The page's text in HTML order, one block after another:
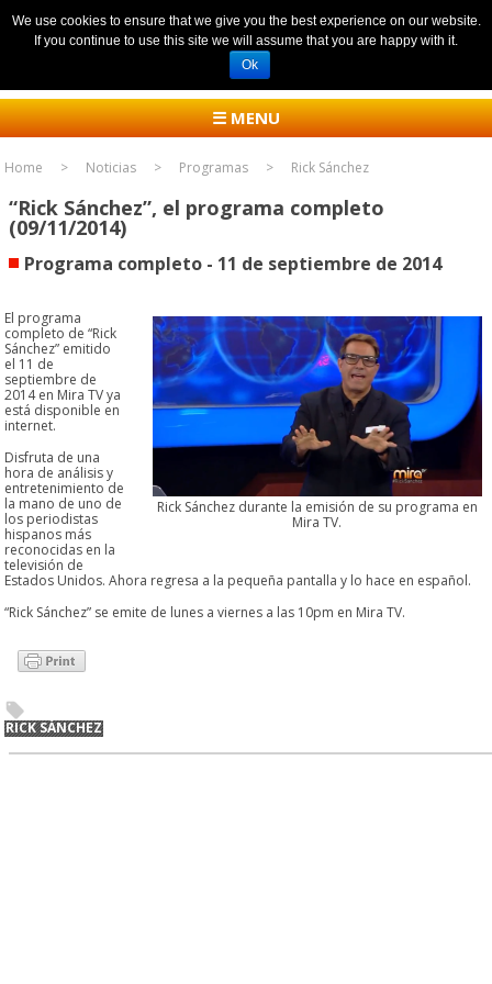
☰ MENU
Home Noticias Programas Rick Sánchez
“Rick Sánchez”, el programa completo
(09/11/2014)
Programa completo - 11 de septiembre de 2014
Rick Sánchez durante la emisión de su programa en
Mira TV.
El programa
completo de “Rick
Sánchez” emitido
el 11 de
septiembre de
2014 en Mira TV ya
está disponible en
internet.
Disfruta de una
hora de análisis y
entretenimiento de
la mano de uno de
los periodistas
hispanos más
reconocidas en la
televisión de
Estados Unidos. Ahora regresa a la pequeña pantalla y lo hace en español.
“Rick Sánchez” se emite de lunes a viernes a las 10pm en Mira TV.
RICK SÁNCHEZ
We use cookies to ensure that we give you the best experience on our website.
If you continue to use this site we will assume that you are happy with it.
Ok